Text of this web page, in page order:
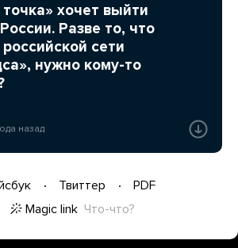
хочет выйти
Разве то, что
сети
нужно кому-то
назад
Твиттер
PDF
Magic link Что-что?